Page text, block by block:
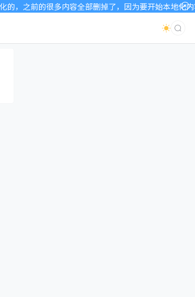
，之前的很多内容全部删掉了，因为要开始本地化